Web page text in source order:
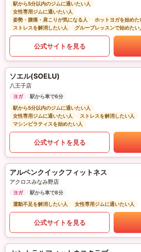
駅から5分以内のジムに通いたい人
女性専用ジムに通いたい人
姿勢・腰痛・肩こりが気になる人
ホットヨガを始めた
ストレスを解消したい人
グループレッスンで始めたい
公式サイトを見る
ソエル(SOELU)
八王子店
ヨガ
駅から車で6分
駅から5分以内のジムに通いたい人
女性専用ジムに通いたい人
ストレスを解消したい人
マシンピラティスを始めたい人
公式サイトを見る
アルペンクイックフィットネス
アクロスみなみ野店
ヨガ
駅から車で8分
運動不足を解消したい人
女性専用ジムに通いたい人
公式サイトを見る